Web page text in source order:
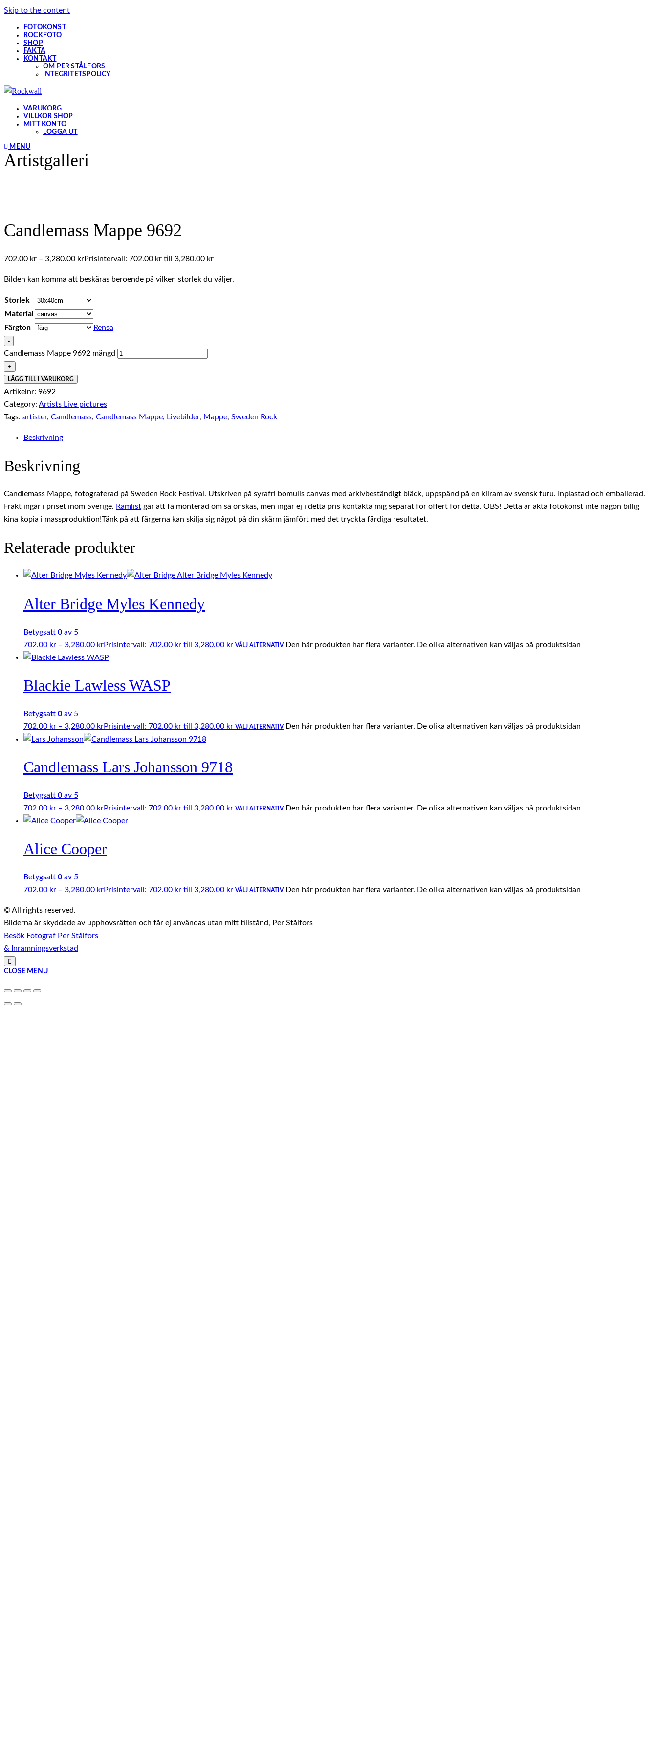
Skip to the content
FOTOKONST
ROCKFOTO
SHOP
FAKTA
KONTAKT
OM PER STÅLFORS
INTEGRITETSPOLICY
VARUKORG
VILLKOR SHOP
MITT KONTO
LOGGA UT
MENU
Artistgalleri
Candlemass Mappe 9692
702.00 kr – 3,280.00 krPrisintervall: 702.00 kr till 3,280.00 kr
Bilden kan komma att beskäras beroende på vilken storlek du väljer.
Storlek
Material
Färgton
Rensa
-
Candlemass Mappe 9692 mängd
+
LÄGG TILL I VARUKORG
Artikelnr: 9692
Category: Artists Live pictures
Tags: artister, Candlemass, Candlemass Mappe, Livebilder, Mappe, Sweden Rock
Beskrivning
Beskrivning
Candlemass Mappe, fotograferad på Sweden Rock Festival. Utskriven på syrafri bomulls canvas med arkivbeständigt bläck, uppspänd på en kilram av svensk furu. Inplastad och emballerad.
Frakt ingår i priset inom Sverige. Ramlist går att få monterad om så önskas, men ingår ej i detta pris kontakta mig separat för offert för detta. OBS! Detta är äkta fotokonst inte någon billig
kina kopia i massproduktion!Tänk på att färgerna kan skilja sig något på din skärm jämfört med det tryckta färdiga resultatet.
Relaterade produkter
Alter Bridge Myles Kennedy
Betygsatt 0 av 5
702.00 kr – 3,280.00 krPrisintervall: 702.00 kr till 3,280.00 kr VÄLJ ALTERNATIV Den här produkten har flera varianter. De olika alternativen kan väljas på produktsidan
Blackie Lawless WASP
Betygsatt 0 av 5
702.00 kr – 3,280.00 krPrisintervall: 702.00 kr till 3,280.00 kr VÄLJ ALTERNATIV Den här produkten har flera varianter. De olika alternativen kan väljas på produktsidan
Candlemass Lars Johansson 9718
Betygsatt 0 av 5
702.00 kr – 3,280.00 krPrisintervall: 702.00 kr till 3,280.00 kr VÄLJ ALTERNATIV Den här produkten har flera varianter. De olika alternativen kan väljas på produktsidan
Alice Cooper
Betygsatt 0 av 5
702.00 kr – 3,280.00 krPrisintervall: 702.00 kr till 3,280.00 kr VÄLJ ALTERNATIV Den här produkten har flera varianter. De olika alternativen kan väljas på produktsidan
© All rights reserved.
Bilderna är skyddade av upphovsrätten och får ej användas utan mitt tillstånd, Per Stålfors
Besök Fotograf Per Stålfors
& Inramningsverkstad
CLOSE MENU